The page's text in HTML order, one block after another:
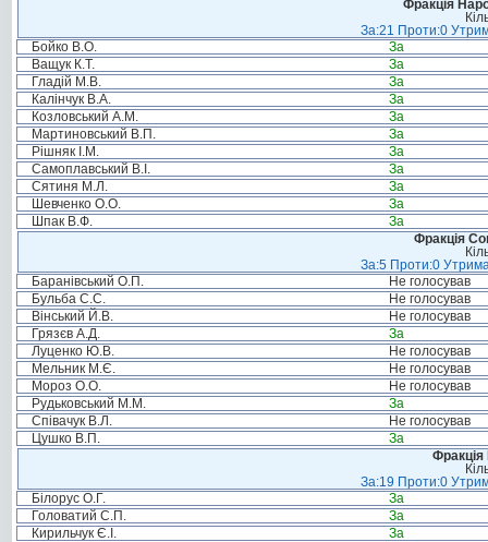
Фракція
За:21 Проти:0
Бойко В.О.
За
Ващук К.Т.
За
Гладій М.В.
За
Калінчук В.А.
За
Козловський А.М.
За
Мартиновський В.П.
За
Рішняк І.М.
За
Самоплавський В.І.
За
Сятиня М.Л.
За
Шевченко О.О.
За
Шпак В.Ф.
За
Фракція
За:5 Проти:0
Баранівський О.П.
Не голосував
Бульба С.С.
Не голосував
Вінський Й.В.
Не голосував
Грязєв А.Д.
За
Луценко Ю.В.
Не голосував
Мельник М.Є.
Не голосував
Мороз О.О.
Не голосував
Рудьковський М.М.
За
Співачук В.Л.
Не голосував
Цушко В.П.
За
За:19 Проти:0
Білорус О.Г.
За
Головатий С.П.
За
Кирильчук Є.І.
За